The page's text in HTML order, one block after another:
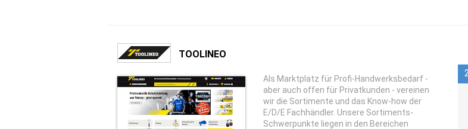
TOOLINEO
Als Marktplatz für Profi-Handwerksbedarf -
aber auch offen für Privatkunden - vereinen
wir die Sortimente und das Know-how der
E/D/E Fachhändler. Unsere Sortiments-
Schwerpunkte liegen in den Bereichen